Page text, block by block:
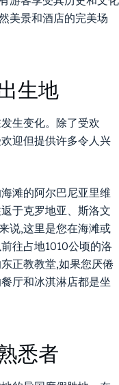
美景和酒店的完美场
生地
生变化。除了受欢
迎但提供许多令人兴
滩的阿尔巴尼亚里维
于克罗地亚、斯洛文
说,这里是您在海滩或
往占地1010公顷的洛
正教教堂,如果您厌倦
厅和冰淇淋店都是坐
悉者